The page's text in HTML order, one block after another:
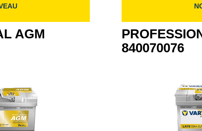
AGM
840070076